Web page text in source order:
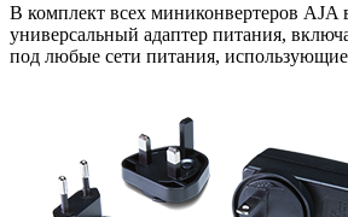
В комплект всех миниконвертеров AJA
универсальный адаптер питания,
под любые сети питания,